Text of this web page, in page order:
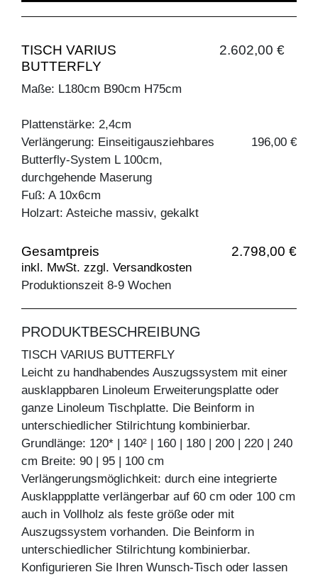
TISCH VARIUS
BUTTERFLY
2.602,00 €
Maße: L180cm B90cm H75cm
Plattenstärke: 2,4cm
Verlängerung: Einseitigausziehbares
Butterfly-System L 100cm,
durchgehende Maserung
196,00 €
Fuß: A 10x6cm
Holzart: Asteiche massiv, gekalkt
Gesamtpreis 2.798,00 €
inkl. MwSt. zzgl. Versandkosten
Produktionszeit 8-9 Wochen
PRODUKTBESCHREIBUNG
TISCH VARIUS BUTTERFLY
Leicht zu handhabendes Auszugssystem mit einer
ausklappbaren Linoleum Erweiterungsplatte oder
ganze Linoleum Tischplatte. Die Beinform in
unterschiedlicher Stilrichtung kombinierbar.
Grundlänge: 120* | 140² | 160 | 180 | 200 | 220 | 240
cm Breite: 90 | 95 | 100 cm
Verlängerungsmöglichkeit: durch eine integrierte
Ausklappplatte verlängerbar auf 60 cm oder 100 cm
auch in Vollholz als feste größe oder mit
Auszugssystem vorhanden. Die Beinform in
unterschiedlicher Stilrichtung kombinierbar.
Konfigurieren Sie Ihren Wunsch-Tisch oder lassen